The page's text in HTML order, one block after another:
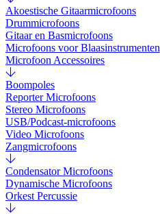
Akoestische Gitaarmicrofoons
Drummicrofoons
Gitaar en Basmicrofoons
Microfoons voor Blaasinstrumenten
Microfoon Accessoires
Boompoles
Reporter Microfoons
Stereo Microfoons
USB/Podcast-microfoons
Video Microfoons
Zangmicrofoons
Condensator Microfoons
Dynamische Microfoons
Orkest Percussie